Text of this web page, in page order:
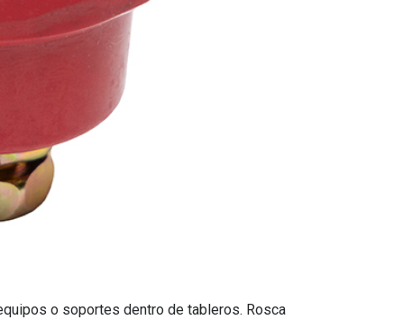
o soportes dentro de tableros. Rosca